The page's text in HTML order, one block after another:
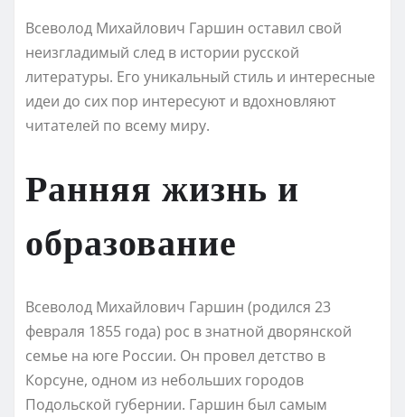
Всеволод Михайлович Гаршин оставил свой
неизгладимый след в истории русской
литературы. Его уникальный стиль и интересные
идеи до сих пор интересуют и вдохновляют
читателей по всему миру.
Ранняя жизнь и
образование
Всеволод Михайлович Гаршин (родился 23
февраля 1855 года) рос в знатной дворянской
семье на юге России. Он провел детство в
Корсуне, одном из небольших городов
Подольской губернии. Гаршин был самым